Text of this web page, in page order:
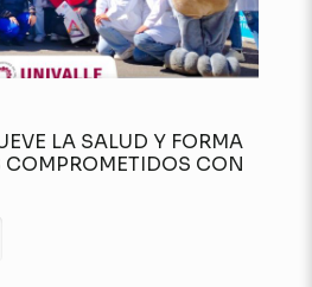
LA SALUD Y FORMA
COMPROMETIDOS CON